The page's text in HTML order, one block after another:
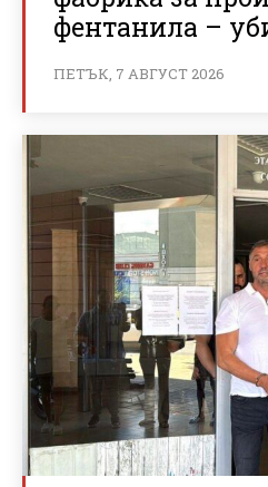
фентанила –
ПЕТЪК, 7 АВГУСТ 2026